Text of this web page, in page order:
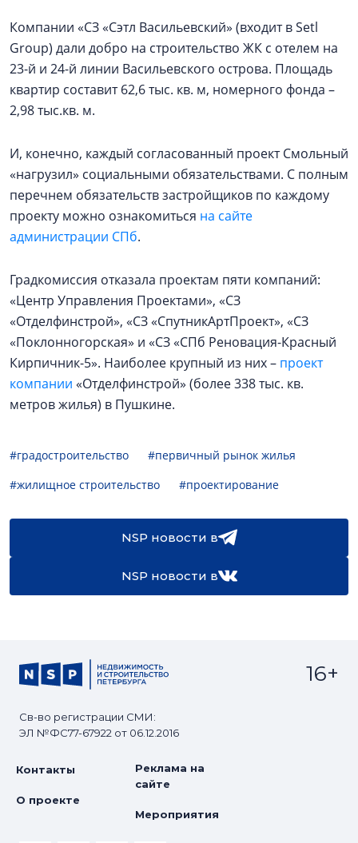
Компании «СЗ «Сэтл Васильевский» (входит в Setl
Group) дали добро на строительство ЖК с отелем на
23-й и 24-й линии Васильевского острова. Площадь
квартир составит 62,6 тыс. кв. м, номерного фонда –
2,98 тыс.кв. м.
И, конечно, каждый согласованный проект Смольный
«нагрузил» социальными обязательствами. С полным
перечнем обязательств застройщиков по каждому
проекту можно ознакомиться на сайте
администрации СПб.
Градкомиссия отказала проектам пяти компаний:
«Центр Управления Проектами», «СЗ
«Отделфинстрой», «СЗ «СпутникАртПроект», «СЗ
«Поклонногорская» и «СЗ «СПб Реновация-Красный
Кирпичник-5». Наиболее крупный из них – проект
компании «Отделфинстрой» (более 338 тыс. кв.
метров жилья) в Пушкине.
#градостроительство
#первичный рынок жилья
#жилищное строительство
#проектирование
NSP новости в
NSP новости в
Св-во регистрации СМИ:
ЭЛ №ФС77-67922 от 06.12.2016
16+
Контакты
О проекте
Реклама на
сайте
Мероприятия